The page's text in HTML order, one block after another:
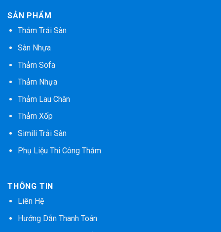
SẢN PHẨM
Thảm Trải Sàn
Sàn Nhựa
Thảm Sofa
Thảm Nhựa
Thảm Lau Chân
Thảm Xốp
Simili Trải Sàn
Phụ Liệu Thi Công Thảm
THÔNG TIN
Liên Hệ
Hướng Dẫn Thanh Toán